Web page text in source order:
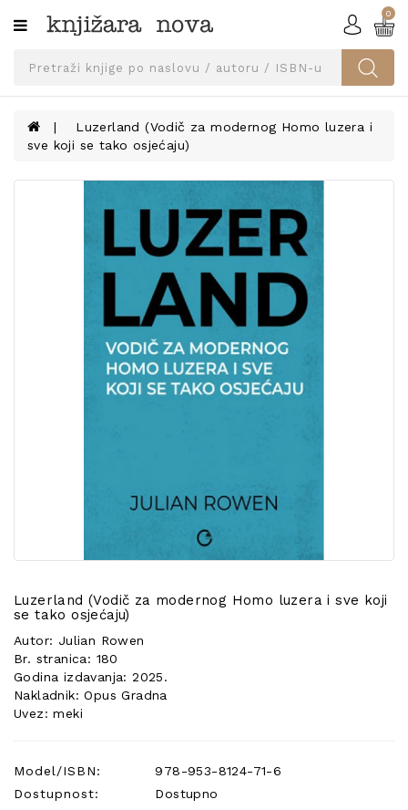
Kategorije
SVEUČILIŠNA
UDŽBENICI
0
Luzerland (Vodič za modernog Homo luzera i
sve koji se tako osjećaju)
Luzerland (Vodič za modernog Homo luzera i sve koji
se tako osjećaju)
Autor: Julian Rowen
Br. stranica: 180
Godina izdavanja: 2025.
Nakladnik: Opus Gradna
Uvez: meki
Model/ISBN:
978-953-8124-71-6
Dostupnost:
Dostupno